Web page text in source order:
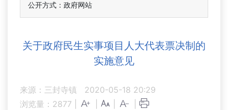
公开方式：政府网站
关于政府民生实事项目人大代表票决制的
实施意见
来源：三封寺镇
2020-05-18 20:29
浏览量： 2877